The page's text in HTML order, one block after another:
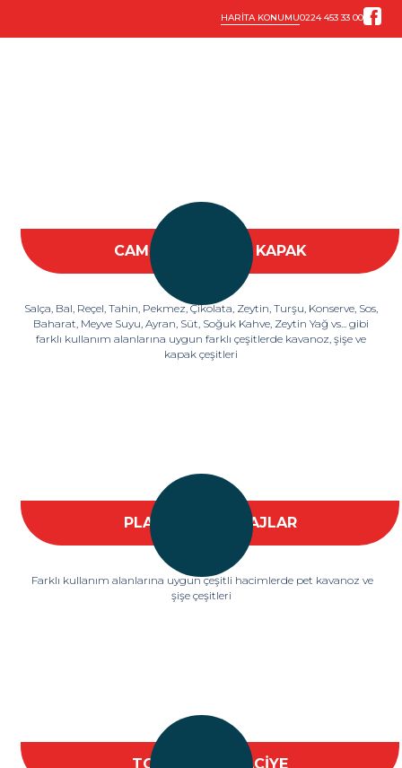
HARİTA KONUMU0224 453 33 00
CAM AMBALAJ VE KAPAK
Salça, Bal, Reçel, Tahin, Pekmez, Çikolata, Zeytin, Turşu, Konserve, Sos,
Baharat, Meyve Suyu, Ayran, Süt, Soğuk Kahve, Zeytin Yağ vs... gibi
farklı kullanım alanlarına uygun farklı çeşitlerde kavanoz, şişe ve
kapak çeşitleri
PLASTİK AMBALAJLAR
Farklı kullanım alanlarına uygun çeşitli hacimlerde pet kavanoz ve
şişe çeşitleri
TOPTAN ZÜCCACİYE